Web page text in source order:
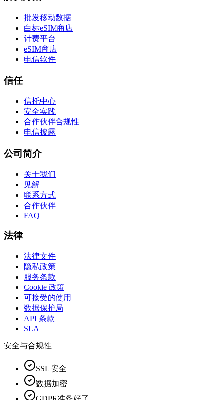
批发移动数据
白标eSIM商店
计费平台
eSIM商店
电信软件
信任
信托中心
安全实践
合作伙伴合规性
电信披露
公司简介
关于我们
见解
联系方式
合作伙伴
FAQ
法律
法律文件
隐私政策
服务条款
Cookie 政策
可接受的使用
数据保护局
API 条款
SLA
安全与合规性
SSL 安全
数据加密